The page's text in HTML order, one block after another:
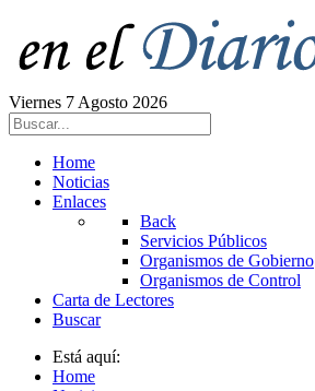
Viernes 7 Agosto 2026
Home
Noticias
Enlaces
Back
Servicios Públicos
Organismos de Gobierno
Organismos de Control
Carta de Lectores
Buscar
Está aquí:
Home